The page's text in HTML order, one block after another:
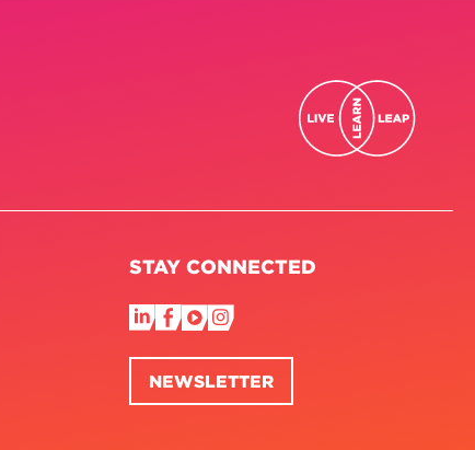
STAY CONNECTED
NEWSLETTER